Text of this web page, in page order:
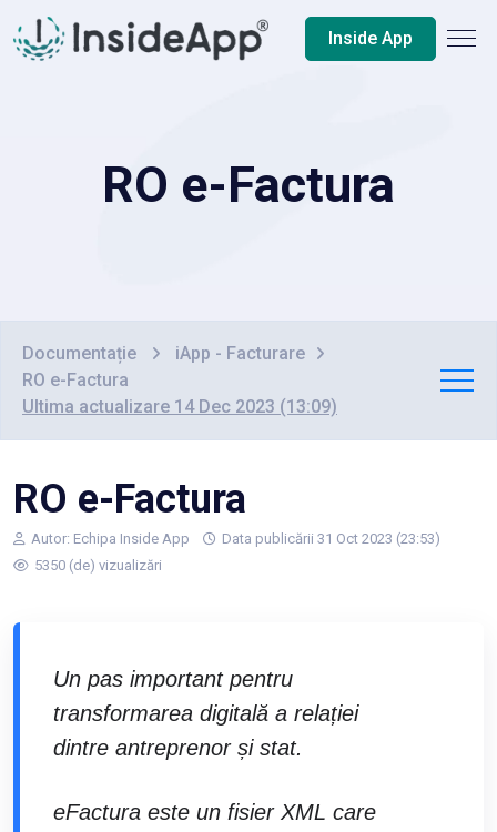
Inside App
RO e-Factura
Documentație
iApp - Facturare
RO e-Factura
Ultima actualizare 14 Dec 2023 (13:09)
RO e-Factura
Autor: Echipa Inside App
Data publicării 31 Oct 2023 (23:53)
5350 (de) vizualizări
Un pas important pentru
transformarea digitală a relației
dintre antreprenor și stat.
eFactura este un fisier XML care